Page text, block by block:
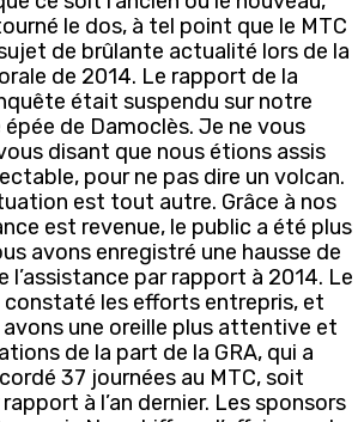
le dos, à tel point que le MTC
de brûlante actualité lors de la
de 2014. Le rapport de la
était suspendu sur notre
de Damoclès. Je ne vous
disant que nous étions assis
pour ne pas dire un volcan.
est tout autre. Grâce à nos
est revenue, le public a été plus
avons enregistré une hausse de
l’assistance par rapport à 2014. Le
les efforts entrepris, et
avons une oreille plus attentive et
de la part de la GRA, qui a
37 journées au MTC, soit
à l’an dernier. Les sponsors